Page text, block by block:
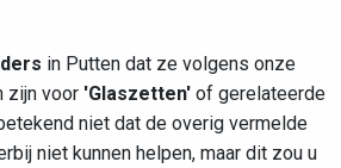
in Putten dat ze volgens onze
zijn voor 'Glaszetten' of gerelateerde
niet dat de overig vermelde
niet kunnen helpen, maar dit zou u